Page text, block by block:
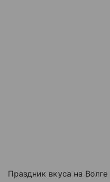
Праздник вкуса на Волге